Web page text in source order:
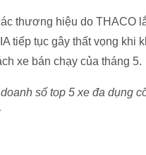
thương hiệu do THACO
tiếp tục gây thất vọng khi
xe bán chạy của tháng 5.
số top 5 xe đa dụng